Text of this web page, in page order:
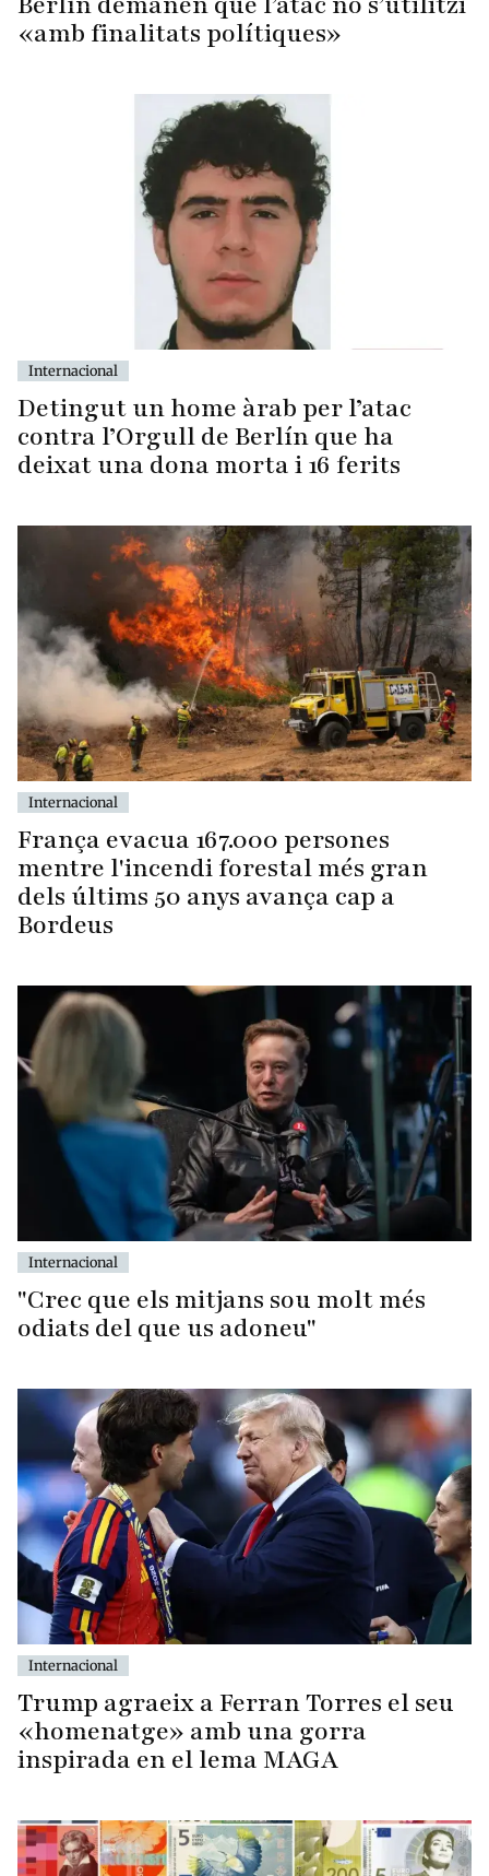
«amb finalitats polítiques»
Internacional
Detingut un home àrab per l’atac
contra l’Orgull de Berlín que ha
deixat una dona morta i 16 ferits
Internacional
França evacua 167.000 persones
mentre l'incendi forestal més gran
dels últims 50 anys avança cap a
Bordeus
Internacional
"Crec que els mitjans sou molt més
odiats del que us adoneu"
Internacional
Trump agraeix a Ferran Torres el seu
«homenatge» amb una gorra
inspirada en el lema MAGA